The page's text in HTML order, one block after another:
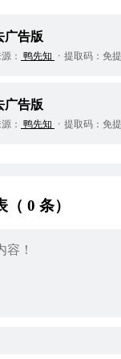
广告版
： 鸭先知 提取码： 免
广告版
： 鸭先知 提取码： 免
0 条）